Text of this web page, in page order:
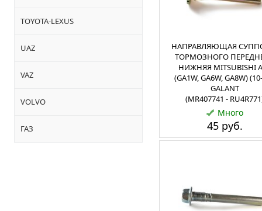
TOYOTA-LEXUS
UAZ
VAZ
VOLVO
ГАЗ
НАПРАВЛЯЮЩАЯ
ТОРМОЗНОГО
НИЖНЯЯ MITSUBISHI
(GA1W, GA6W, GA8W)
GALANT
(MR407741 -
Много
45 руб.